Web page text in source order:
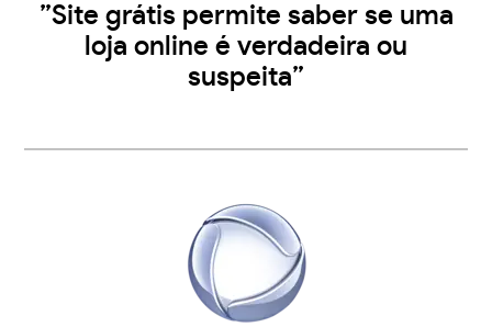
”Site grátis permite saber se uma
loja online é verdadeira ou
suspeita”